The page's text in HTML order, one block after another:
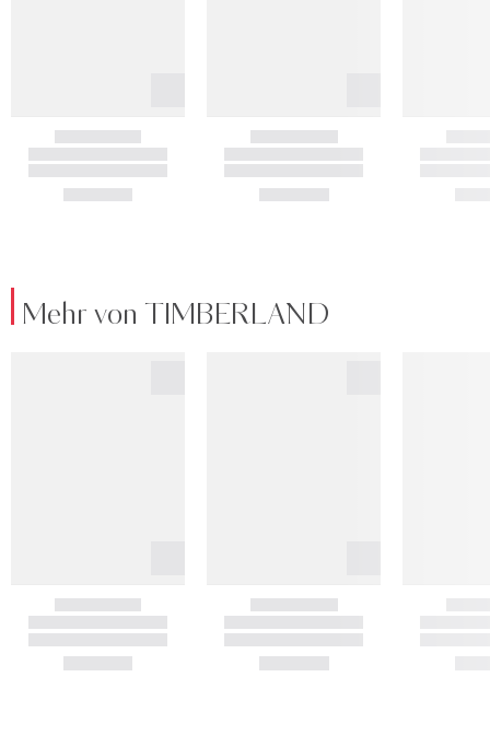
Mehr von TIMBERLAND